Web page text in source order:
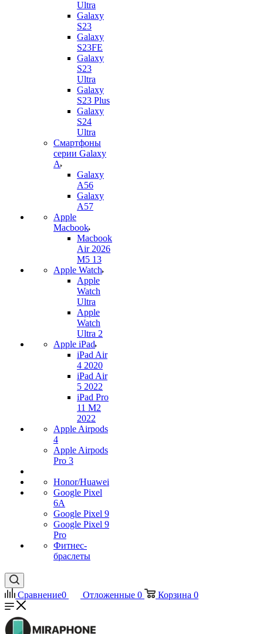
Ultra
Galaxy
S23
Galaxy
S23FE
Galaxy
S23
Ultra
Galaxy
S23 Plus
Galaxy
S24
Ultra
Смартфоны
серии Galaxy
A
Galaxy
A56
Galaxy
A57
Apple
Macbook
Macbook
Air 2026
M5 13
Apple Watch
Apple
Watch
Ultra
Apple
Watch
Ultra 2
Apple iPad
iPad Air
4 2020
iPad Air
5 2022
iPad Pro
11 M2
2022
Apple Airpods
4
Apple Airpods
Pro 3
Honor/Huawei
Google Pixel
6A
Google Pixel 9
Google Pixel 9
Pro
Фитнес-
браслеты
Сравнение0 Отложенные 0 Корзина 0